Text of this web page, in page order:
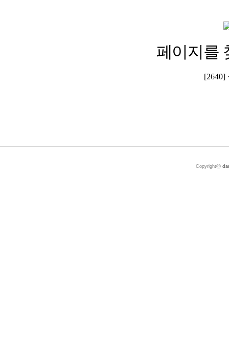
페이지를
[2640]
Copyrightⓒ